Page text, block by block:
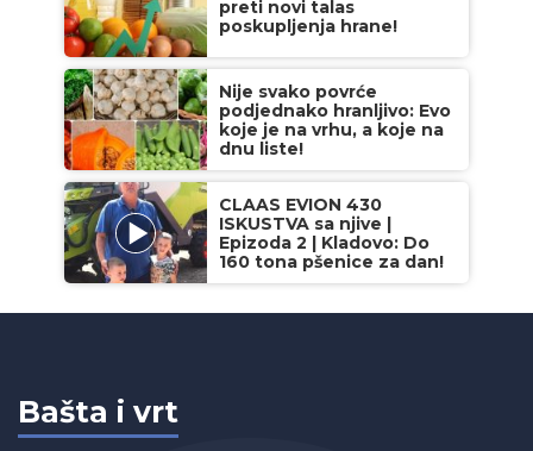
preti novi talas
poskupljenja hrane!
Nije svako povrće
podjednako hranljivo: Evo
koje je na vrhu, a koje na
dnu liste!
CLAAS EVION 430
ISKUSTVA sa njive |
Epizoda 2 | Kladovo: Do
160 tona pšenice za dan!
Bašta i vrt